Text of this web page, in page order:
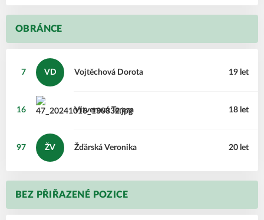
OBRÁNCE
7 VD Dorota
Vojtěchová 19 let
16 Tereza
Vitverová 18 let
97 ŽV Veronika
Žďárská 20 let
BEZ PŘIŘAZENÉ POZICE